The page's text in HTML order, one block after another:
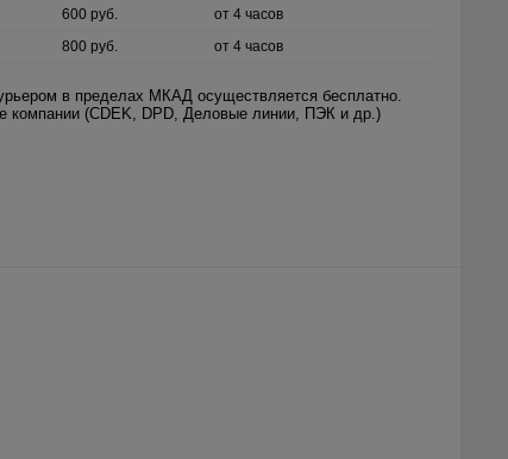
600 руб.
от 4 часов
800 руб. от 4 часов
в пределах МКАД осуществляется бесплатно.
компании (CDEK, DPD, Деловые линии, ПЭК и др.)